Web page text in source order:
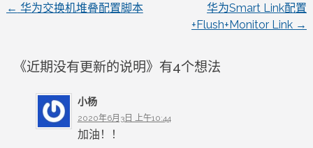
文
← 华为交换机堆叠配置脚本
华为Smart Link配置
+Flush+Monitor Link →
《近期没有更新的说明》有4个想法
小杨
2020年6月3日 上午10:44
加油！！